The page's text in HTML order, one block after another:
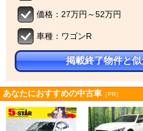
価格：27万円～52万円
車種：ワゴンR
掲載終了物件と
あなたにおすすめの中古車 ［PR］